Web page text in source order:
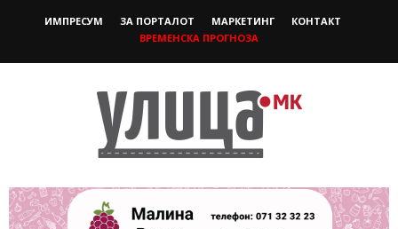
ИМПРЕСУМ ЗА ПОРТАЛОТ МАРКЕТИНГ
КОНТАКТ
ВРЕМЕНСКА ПРОГНОЗА